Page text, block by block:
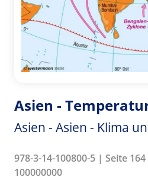
Asien -
Asien - Asien - Klima
978-3-14-100800-5 | Seite
100000000